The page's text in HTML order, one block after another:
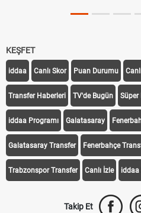
KEŞFET
iddaa Canlı Skor Puan Durumu
Transfer Haberleri TV'de Bugün Süper
iddaa Programı Galatasaray
Galatasaray Transfer Fenerbahçe
Trabzonspor Transfer Canlı İzle iddaa
Takip Et